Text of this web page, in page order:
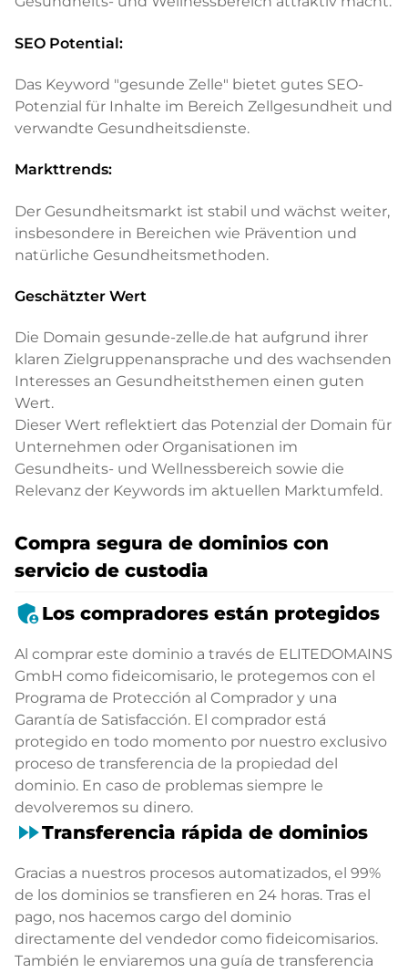
SEO Potential:
Das Keyword "gesunde Zelle" bietet gutes SEO-
Potenzial für Inhalte im Bereich Zellgesundheit und
verwandte Gesundheitsdienste.
Markttrends:
Der Gesundheitsmarkt ist stabil und wächst weiter,
insbesondere in Bereichen wie Prävention und
natürliche Gesundheitsmethoden.
Geschätzter Wert
Die Domain gesunde-zelle.de hat aufgrund ihrer
klaren Zielgruppenansprache und des wachsenden
Interesses an Gesundheitsthemen einen guten
Wert.
Dieser Wert reflektiert das Potenzial der Domain für
Unternehmen oder Organisationen im
Gesundheits- und Wellnessbereich sowie die
Relevanz der Keywords im aktuellen Marktumfeld.
Compra segura de dominios con
servicio de custodia
admin_panel_settingsLos compradores están protegidos
Al comprar este dominio a través de ELITEDOMAINS
GmbH como fideicomisario, le protegemos con el
Programa de Protección al Comprador y una
Garantía de Satisfacción. El comprador está
protegido en todo momento por nuestro exclusivo
proceso de transferencia de la propiedad del
dominio. En caso de problemas siempre le
devolveremos su dinero.
fast_forwardTransferencia rápida de dominios
Gracias a nuestros procesos automatizados, el 99%
de los dominios se transfieren en 24 horas. Tras el
pago, nos hacemos cargo del dominio
directamente del vendedor como fideicomisarios.
También le enviaremos una guía de transferencia